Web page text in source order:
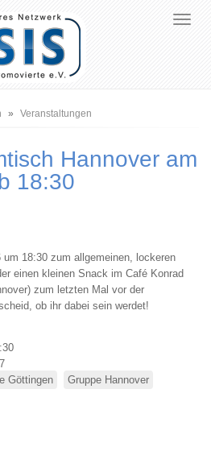
Veranstaltungen
Hannover am
18:30
18:30 zum allgemeinen, lockeren
einen kleinen Snack im Café Konrad
zum letzten Mal vor der
ob ihr dabei sein werdet!
Göttingen Gruppe Hannover